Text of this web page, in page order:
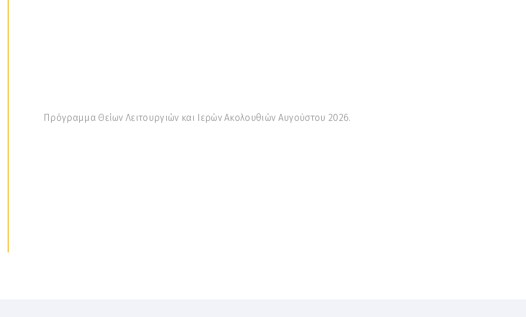
Πρόγραμμα Θείων Λειτουργιών και Ιερών Ακολουθιών Αυγούστου 2026.